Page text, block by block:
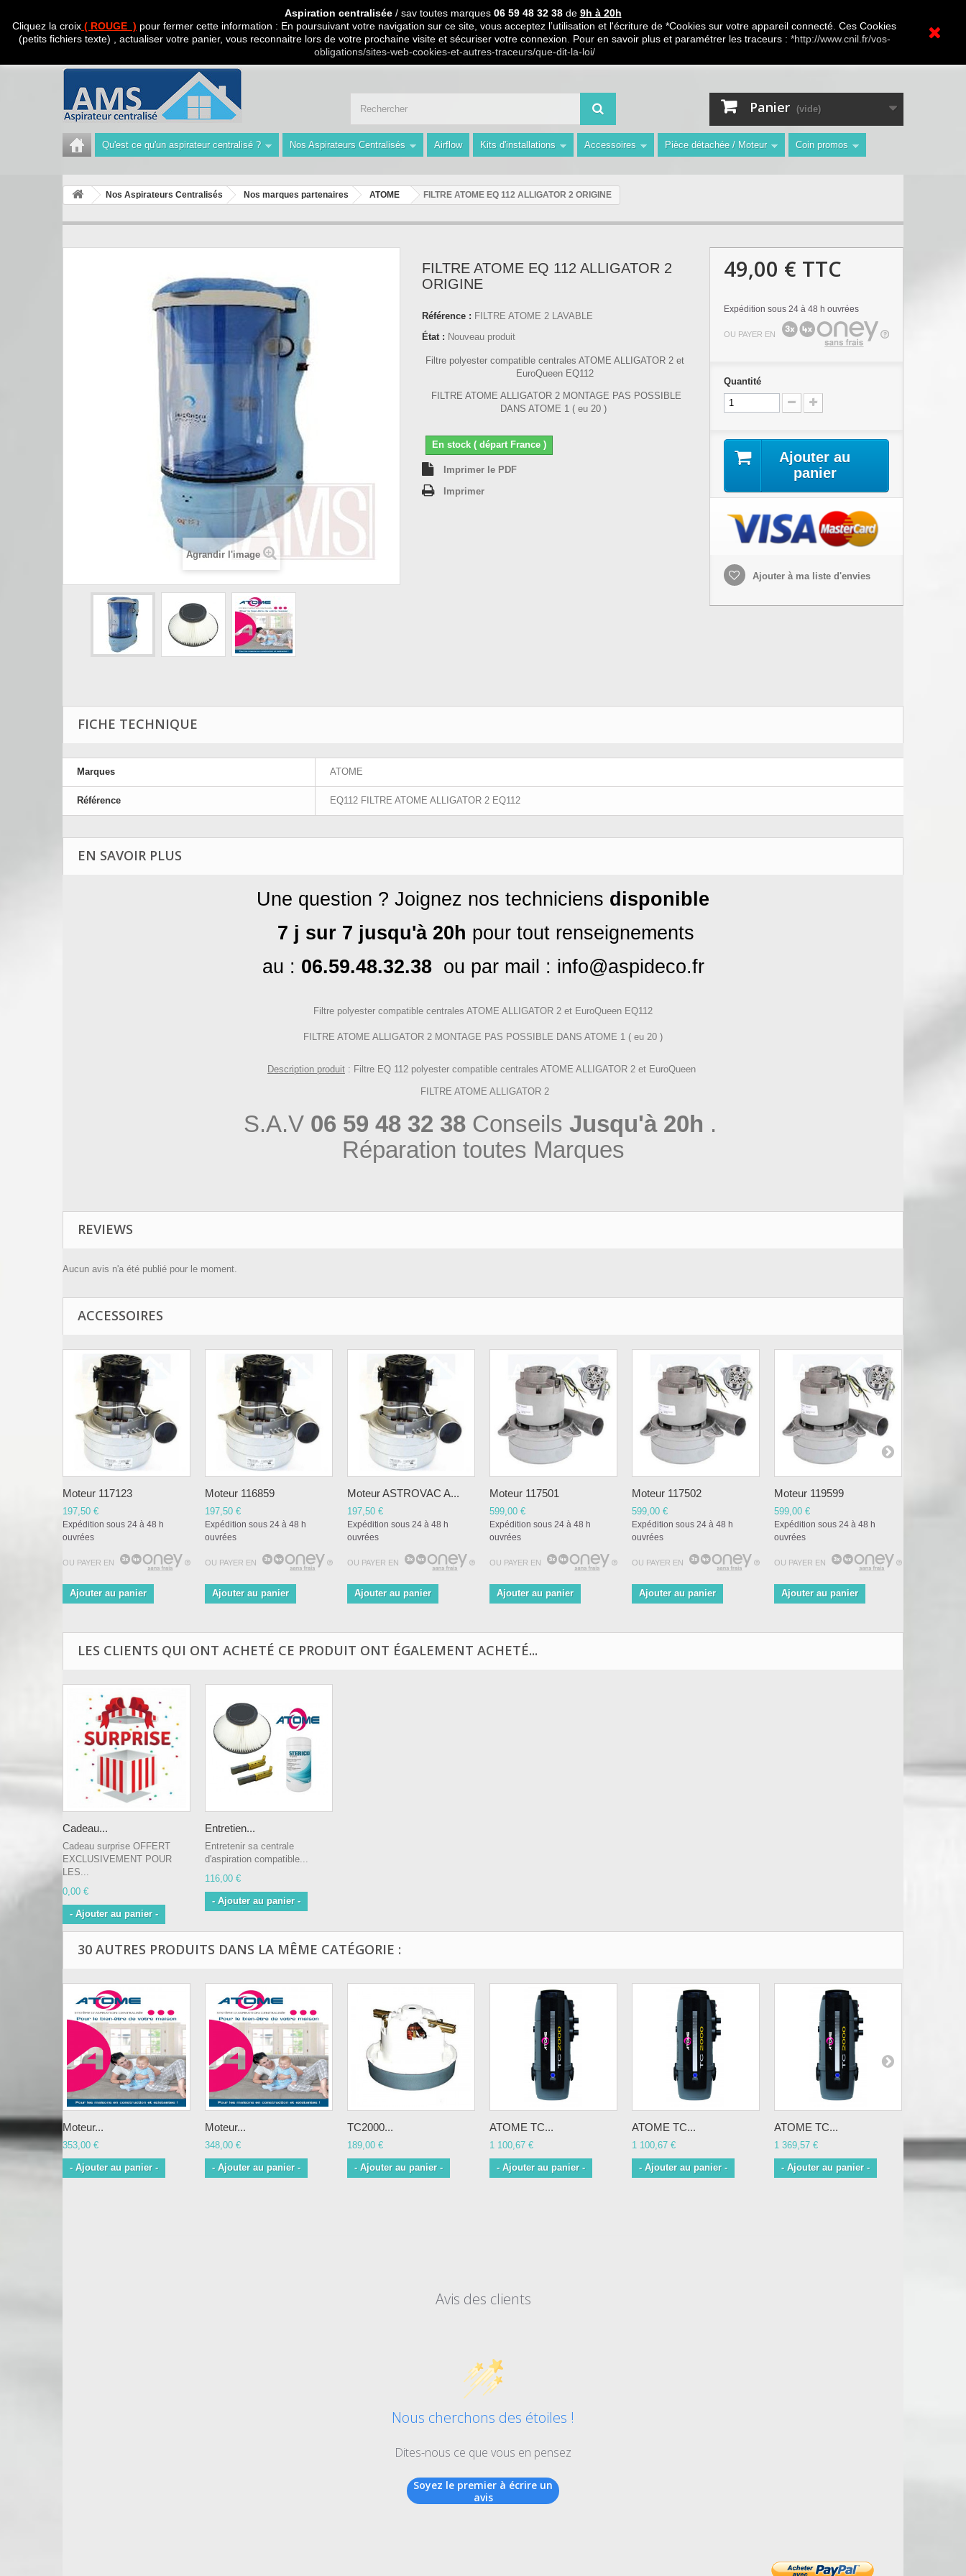
Aspiration centralisée/ sav toutes marques06 59 48 32 38de 9h à 20h
Cliquez la croix ( ROUGE ) pour fermer cette information : En poursuivant votre navigation sur ce site, vous acceptez l’utilisation et l'écriture de *Cookies sur votre appareil connecté. Ces Cookies
(petits fichiers texte) , actualiser votre panier, vous reconnaitre lors de votre prochaine visite et sécuriser votre connexion. Pour en savoir plus et paramétrer les traceurs : *http://www.cnil.fr/vos-
obligations/sites-web-cookies-et-autres-traceurs/que-dit-la-loi/
CADEAU SURPRISE A PARTIR DE 99€ D ACHAT / Paiement en 3 X ou 4 X sans frais S.A.V Toutes marques
Connexion
Contactez-nous
Appelez-nous au :Tél : 04 42 40 47 93 | Technicien 06 59 48 32 38 de 9h à 20h " Les Prix du Web les Conseils en plus avec AMS "
Panier (vide)
Qu'est ce qu'un aspirateur centralisé ? Nos Aspirateurs Centralisés Airflow Kits d'installations Accessoires Pièce détachée / Moteur Coin promos
Nos Aspirateurs Centralisés Nos marques partenaires ATOME FILTRE ATOME EQ 112 ALLIGATOR 2 ORIGINE
Agrandir l'image
FILTRE ATOME EQ 112 ALLIGATOR 2
ORIGINE
Référence : FILTRE ATOME 2 LAVABLE
État : Nouveau produit
Filtre polyester compatible centrales ATOME ALLIGATOR 2 et
EuroQueen EQ112
FILTRE ATOME ALLIGATOR 2 MONTAGE PAS POSSIBLE
DANS ATOME 1 ( eu 20 )
En stock ( départ France )
Imprimer le PDF
Imprimer
49,00 € TTC
Expédition sous 24 à 48 h ouvrées
OU PAYER EN
Quantité
Ajouter au
panier
Ajouter à ma liste d'envies
FICHE TECHNIQUE
Marques ATOME
Référence EQ112 FILTRE ATOME ALLIGATOR 2 EQ112
EN SAVOIR PLUS
Une question ? Joignez nos techniciens disponible
7 j sur 7 jusqu'à 20h pour tout renseignements
au : 06.59.48.32.38ou par mail : info@aspideco.fr
Filtre polyester compatible centrales ATOME ALLIGATOR 2 et EuroQueen EQ112
FILTRE ATOME ALLIGATOR 2 MONTAGE PAS POSSIBLE DANS ATOME 1 ( eu 20 )
Description produit : Filtre EQ 112 polyester compatible centrales ATOME ALLIGATOR 2 et EuroQueen
FILTRE ATOME ALLIGATOR 2
S.A.V 06 59 48 32 38Conseils Jusqu'à 20h .
Réparation toutes Marques
REVIEWS
Aucun avis n'a été publié pour le moment.
ACCESSOIRES
Moteur 117123
197,50 €
Expédition sous 24 à 48 h
ouvrées
OU PAYER EN
Ajouter au panier
Moteur 116859
197,50 €
Expédition sous 24 à 48 h
ouvrées
OU PAYER EN
Ajouter au panier
Moteur ASTROVAC A...
197,50 €
Expédition sous 24 à 48 h
ouvrées
OU PAYER EN
Ajouter au panier
Moteur 117501
599,00 €
Expédition sous 24 à 48 h
ouvrées
OU PAYER EN
Ajouter au panier
Moteur 117502
599,00 €
Expédition sous 24 à 48 h
ouvrées
OU PAYER EN
Ajouter au panier
Moteur 119599
599,00 €
Expédition sous 24 à 48 h
ouvrées
OU PAYER EN
Ajouter au panier
LES CLIENTS QUI ONT ACHETÉ CE PRODUIT ONT ÉGALEMENT ACHETÉ...
Cadeau...
Cadeau surprise OFFERT
EXCLUSIVEMENT POUR
LES...
0,00 €
- Ajouter au panier -
Entretien...
Entretenir sa centrale
d'aspiration compatible...
116,00 €
- Ajouter au panier -
30 AUTRES PRODUITS DANS LA MÊME CATÉGORIE :
Moteur...
353,00 €
- Ajouter au panier -
Moteur...
348,00 €
- Ajouter au panier -
TC2000...
189,00 €
- Ajouter au panier -
ATOME TC...
1 100,67 €
- Ajouter au panier -
ATOME TC...
1 100,67 €
- Ajouter au panier -
ATOME TC...
1 369,57 €
- Ajouter au panier -
Avis des clients
Nous cherchons des étoiles !
Dites-nous ce que vous en pensez
Soyez le premier à écrire un
avis